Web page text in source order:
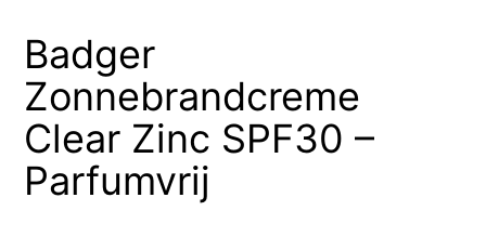
Badger
Zonnebrandcreme
Clear Zinc SPF30 –
Parfumvrij